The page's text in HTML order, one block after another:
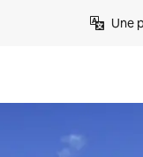
Une